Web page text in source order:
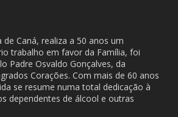
de Caná, realiza a 50 anos um
trabalho em favor da Família, foi
Padre Osvaldo Gonçalves, da
Corações. Com mais de 60 anos
se resume numa total dedicação à
dependentes de álcool e outras